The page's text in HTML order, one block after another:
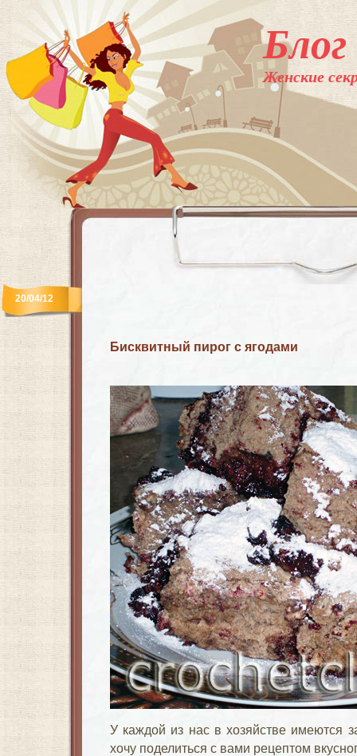
Женские
Бисквитный пирог с ягодами
20/04/12
У каждой из нас в хозяйстве имеются
хочу поделиться с вами рецептом